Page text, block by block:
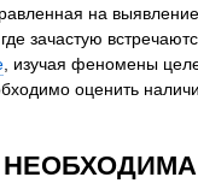
на
, где зачастую
, изучая феномены
оценить